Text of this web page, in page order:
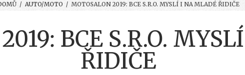
/ AUTO/MOTO / MOTOSALON 2019: BCE S.R.O. MYSLÍ I NA MLADÉ ŘIDIČE
BCE S.R.O.
ŘIDIČE